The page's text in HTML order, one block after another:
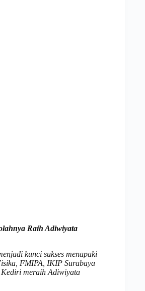
Raih Adiwiyata
kunci sukses menapaki
FMIPA, IKIP Surabaya
meraih Adiwiyata